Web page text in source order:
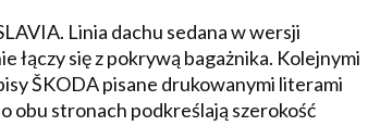
Linia dachu sedana w wersji
łączy się z pokrywą bagażnika. Kolejnymi
ŠKODA pisane drukowanymi literami
obu stronach podkreślają szerokość